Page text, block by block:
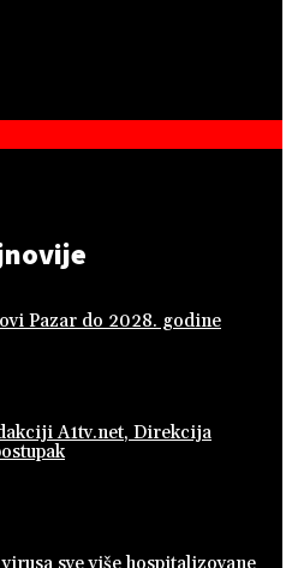
Pazar do 2028. godine
A1tv.net, Direkcija